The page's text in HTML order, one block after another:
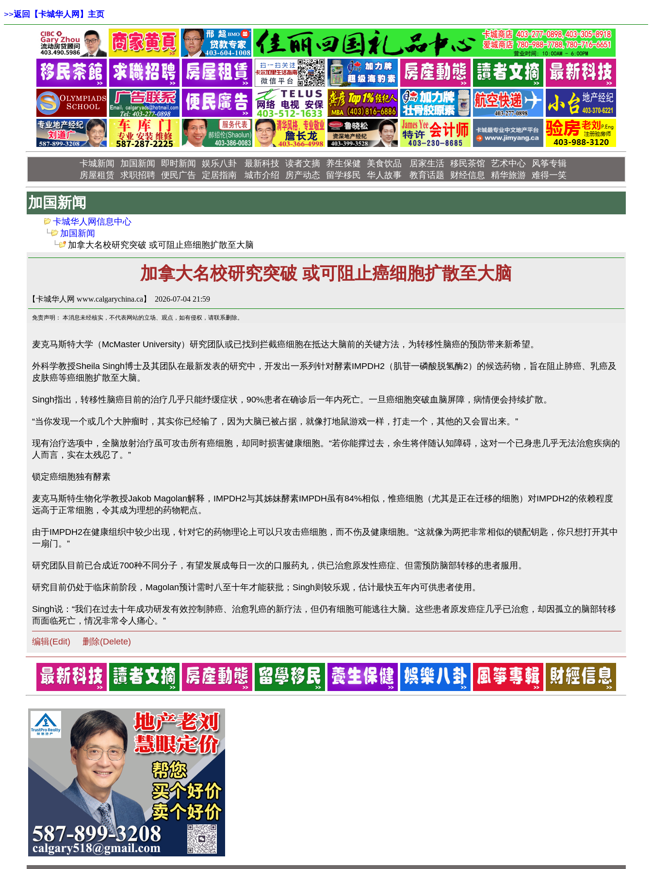
>>返回【卡城华人网】主页
卡城新闻 加国新闻 即时新闻 娱乐八卦 最新科技 读者文摘 养生保健 美食饮品 居家生活 移民茶馆 艺术中心
风筝专辑
房屋租赁 求职招聘 便民广告 定居指南 城市介绍 房产动态 留学移民 华人故事 教育话题 财经信息 精华旅游 难得一笑
加国新闻
卡城华人网信息中心
加国新闻
加拿大名校研究突破 或可阻止癌细胞扩散至大脑
加拿大名校研究突破 或可阻止癌细胞扩散至大脑
【卡城华人网 www.calgarychina.ca】 2026-07-04 21:59
免责声明： 本消息未经核实，不代表网站的立场、观点，如有侵权，请联系删除。
麦克马斯特大学（McMaster University）研究团队或已找到拦截癌细胞在抵达大脑前的关键方法，为转移性脑癌的预防带来新希望。
外科学教授Sheila Singh博士及其团队在最新发表的研究中，开发出一系列针对酵素IMPDH2（肌苷一磷酸脱氢酶2）的候选药物，旨在阻止肺癌、乳癌及
皮肤癌等癌细胞扩散至大脑。
Singh指出，转移性脑癌目前的治疗几乎只能纾缓症状，90%患者在确诊后一年内死亡。一旦癌细胞突破血脑屏障，病情便会持续扩散。
“当你发现一个或几个大肿瘤时，其实你已经输了，因为大脑已被占据，就像打地鼠游戏一样，打走一个，其他的又会冒出来。”
现有治疗选项中，全脑放射治疗虽可攻击所有癌细胞，却同时损害健康细胞。“若你能撑过去，余生将伴随认知障碍，这对一个已身患几乎无法治愈疾病的
人而言，实在太残忍了。”
锁定癌细胞独有酵素
麦克马斯特生物化学教授Jakob Magolan解释，IMPDH2与其姊妹酵素IMPDH虽有84%相似，惟癌细胞（尤其是正在迁移的细胞）对IMPDH2的依赖程度
远高于正常细胞，令其成为理想的药物靶点。
由于IMPDH2在健康组织中较少出现，针对它的药物理论上可以只攻击癌细胞，而不伤及健康细胞。“这就像为两把非常相似的锁配钥匙，你只想打开其中
一扇门。”
研究团队目前已合成近700种不同分子，有望发展成每日一次的口服药丸，供已治愈原发性癌症、但需预防脑部转移的患者服用。
研究目前仍处于临床前阶段，Magolan预计需时八至十年才能获批；Singh则较乐观，估计最快五年内可供患者使用。
Singh说：“我们在过去十年成功研发有效控制肺癌、治愈乳癌的新疗法，但仍有细胞可能逃往大脑。这些患者原发癌症几乎已治愈，却因孤立的脑部转移
而面临死亡，情况非常令人痛心。”
编辑(Edit) 删除(Delete)